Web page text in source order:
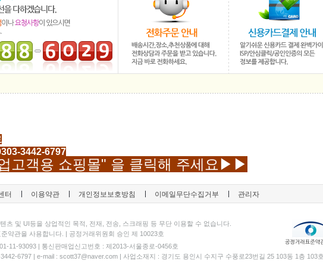
3442-6797
고객용 쇼핑몰" 을 클릭해 주세요 ▶ ▶
터 이용약관 개인정보보호방침 이메일무단수집거부 관리자
츠 및 UI등을 상업적인 목적, 전재, 전송, 스크래핑 등 무단 이용할 수 없습니다.
약관을 사용합니다. | 공정거래위원회 승인 제 10023호
11-93093 | 통신판매업신고번호 : 제2013-서울종로-0456호
6797 | e-mail : scott37@naver.com | 사업소재지 : 경기도 용인시 수지구 수풍로23번길 25 103동 1층 103